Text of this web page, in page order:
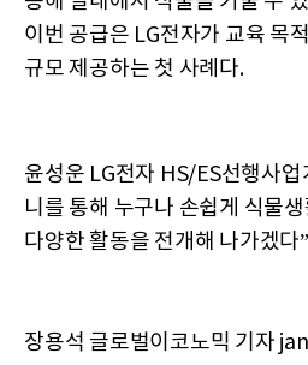
이번 공급은 LG전자가 교육 목
규모 제공하는 첫 사례다.
윤성운 LG전자 HS/ES선행사업
니를 통해 누구나 손쉽게 식물
다양한 활동을 전개해 나가겠다
장용석 글로벌이코노믹 기자